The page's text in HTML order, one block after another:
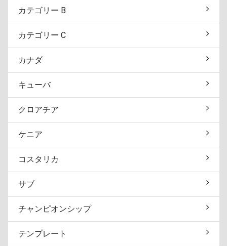
カテゴリー B
カテゴリー C
カナダ
キューバ
クロアチア
ケニア
コスタリカ
サブ
チャンピオンシップ
テンプレート